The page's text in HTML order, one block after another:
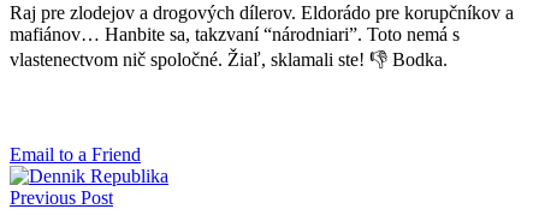
Raj pre zlodejov a drogových dílerov. Eldorádo pre korupčníkov a
mafiánov… Hanbite sa, takzvaní “národniari”. Toto nemá s
vlastenectvom nič spoločné. Žiaľ, sklamali ste! 👎 Bodka.
Email to a Friend
Previous Post